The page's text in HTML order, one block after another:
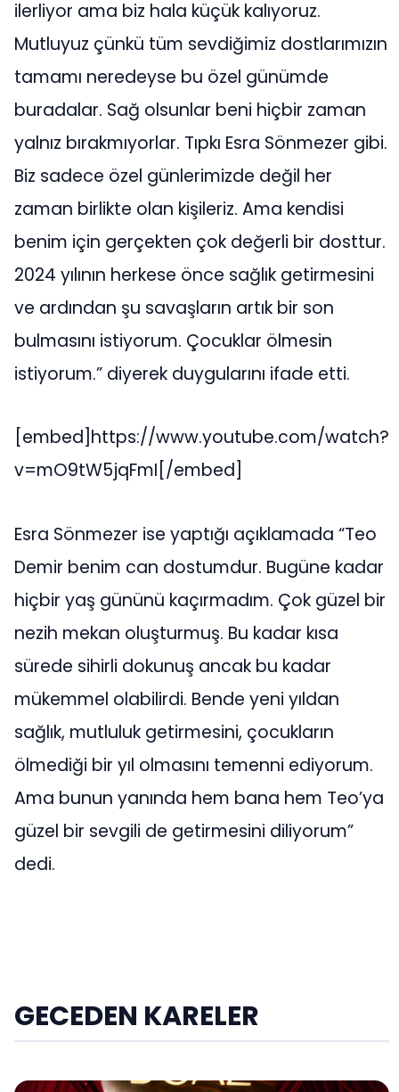
ilerliyor ama biz hala küçük kalıyoruz.
Mutluyuz çünkü tüm sevdiğimiz dostlarımızın
tamamı neredeyse bu özel günümde
buradalar. Sağ olsunlar beni hiçbir zaman
yalnız bırakmıyorlar. Tıpkı Esra Sönmezer gibi.
Biz sadece özel günlerimizde değil her
zaman birlikte olan kişileriz. Ama kendisi
benim için gerçekten çok değerli bir dosttur.
2024 yılının herkese önce sağlık getirmesini
ve ardından şu savaşların artık bir son
bulmasını istiyorum. Çocuklar ölmesin
istiyorum.” diyerek duygularını ifade etti.
[embed]https://www.youtube.com/watch?
v=mO9tW5jqFmI[/embed]
Esra Sönmezer ise yaptığı açıklamada “Teo
Demir benim can dostumdur. Bugüne kadar
hiçbir yaş gününü kaçırmadım. Çok güzel bir
nezih mekan oluşturmuş. Bu kadar kısa
sürede sihirli dokunuş ancak bu kadar
mükemmel olabilirdi. Bende yeni yıldan
sağlık, mutluluk getirmesini, çocukların
ölmediği bir yıl olmasını temenni ediyorum.
Ama bunun yanında hem bana hem Teo’ya
güzel bir sevgili de getirmesini diliyorum”
dedi.
GECEDEN KARELER